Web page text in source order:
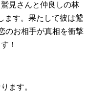
見さんと仲良しの林
ます。果たして彼は鷲
のお相手が真相を衝撃
！
ます。